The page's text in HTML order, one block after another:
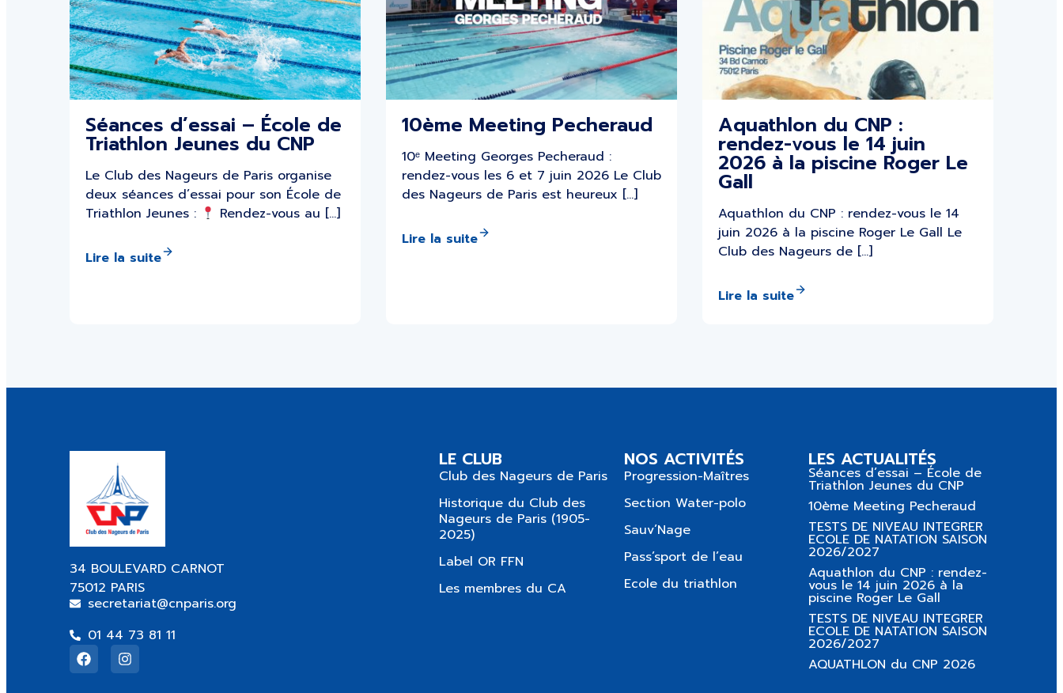
Séances d’essai – École de
Triathlon Jeunes du CNP
Le Club des Nageurs de Paris organise
deux séances d’essai pour son École de
Triathlon Jeunes :
Rendez-vous au […]
Lire la suite
10ème Meeting Pecheraud
10ᵉ Meeting Georges Pecheraud :
rendez-vous les 6 et 7 juin 2026 Le Club
des Nageurs de Paris est heureux […]
Lire la suite
Aquathlon du CNP :
rendez-vous le 14 juin
2026 à la piscine Roger Le
Gall
Aquathlon du CNP : rendez-vous le 14
juin 2026 à la piscine Roger Le Gall Le
Club des Nageurs de […]
Lire la suite
34 BOULEVARD CARNOT
75012 PARIS
secretariat@cnparis.org
01 44 73 81 11
LE CLUB
Club des Nageurs de Paris
Historique du Club des
Nageurs de Paris (1905-
2025)
Label OR FFN
Les membres du CA
NOS ACTIVITÉS
Progression-Maîtres
Section Water-polo
Sauv’Nage
Pass’sport de l’eau
Ecole du triathlon
LES ACTUALITÉS
Séances d’essai – École de
Triathlon Jeunes du CNP
10ème Meeting Pecheraud
TESTS DE NIVEAU INTEGRER
ECOLE DE NATATION SAISON
2026/2027
Aquathlon du CNP : rendez-
vous le 14 juin 2026 à la
piscine Roger Le Gall
TESTS DE NIVEAU INTEGRER
ECOLE DE NATATION SAISON
2026/2027
AQUATHLON du CNP 2026